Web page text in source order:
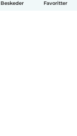
Beskeder Favoritter